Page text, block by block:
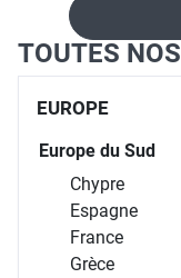
TOUTES NOS
EUROPE
Europe du Sud
Chypre
Espagne
France
Grèce